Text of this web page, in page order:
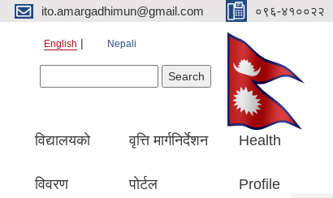
ito.amargadhimun@gmail.com ०९६-४१००२२
English Nepali
विद्यालयको
विवरण
वृत्ति मार्गनिर्देशन
पोर्टल
Health
Profile